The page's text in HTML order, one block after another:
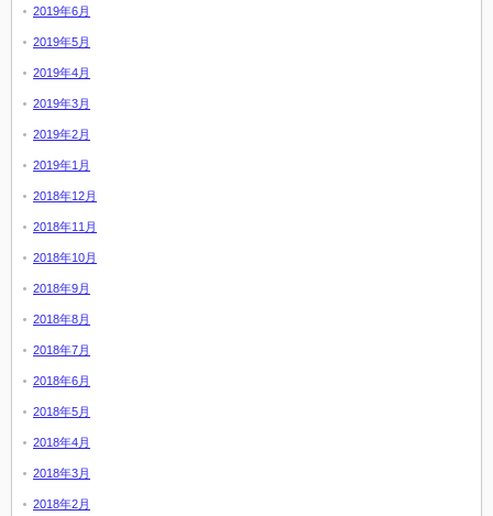
2019年6月
2019年5月
2019年4月
2019年3月
2019年2月
2019年1月
2018年12月
2018年11月
2018年10月
2018年9月
2018年8月
2018年7月
2018年6月
2018年5月
2018年4月
2018年3月
2018年2月